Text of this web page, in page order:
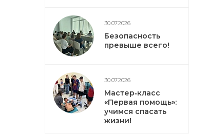
30.07.2026
Безопасность
превыше всего!
30.07.2026
Мастер‑класс
«Первая помощь»:
учимся спасать
жизни!